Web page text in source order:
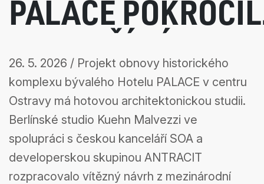
PALACE
DO DALŠÍ FÁZE –
PŘEDSTAVUJEME
STUDII
26. 5. 2026 / Projekt obnovy historického
komplexu bývalého Hotelu PALACE v centru
Ostravy má hotovou architektonickou studii.
Berlínské studio Kuehn Malvezzi ve
spolupráci s českou kanceláří SOA a
developerskou skupinou ANTRACIT
rozpracovalo vítězný návrh z mezinárodní